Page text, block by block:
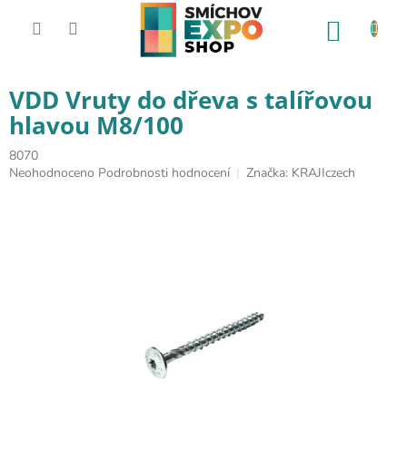
VDD Vruty do dřeva s talířovou
hlavou M8/100
8070
Průměrné hodnocení produktu je 0,0 z 5 hvězdiček.
Neohodnoceno Podrobnosti hodnocení Značka: KRAJIczech